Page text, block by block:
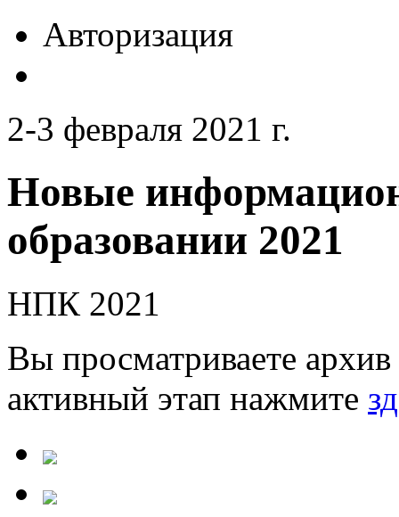
Авторизация
2-3 февраля 2021 г.
Новые
образовании 2021
НПК 2021
Вы просматриваете
активный этап нажмите